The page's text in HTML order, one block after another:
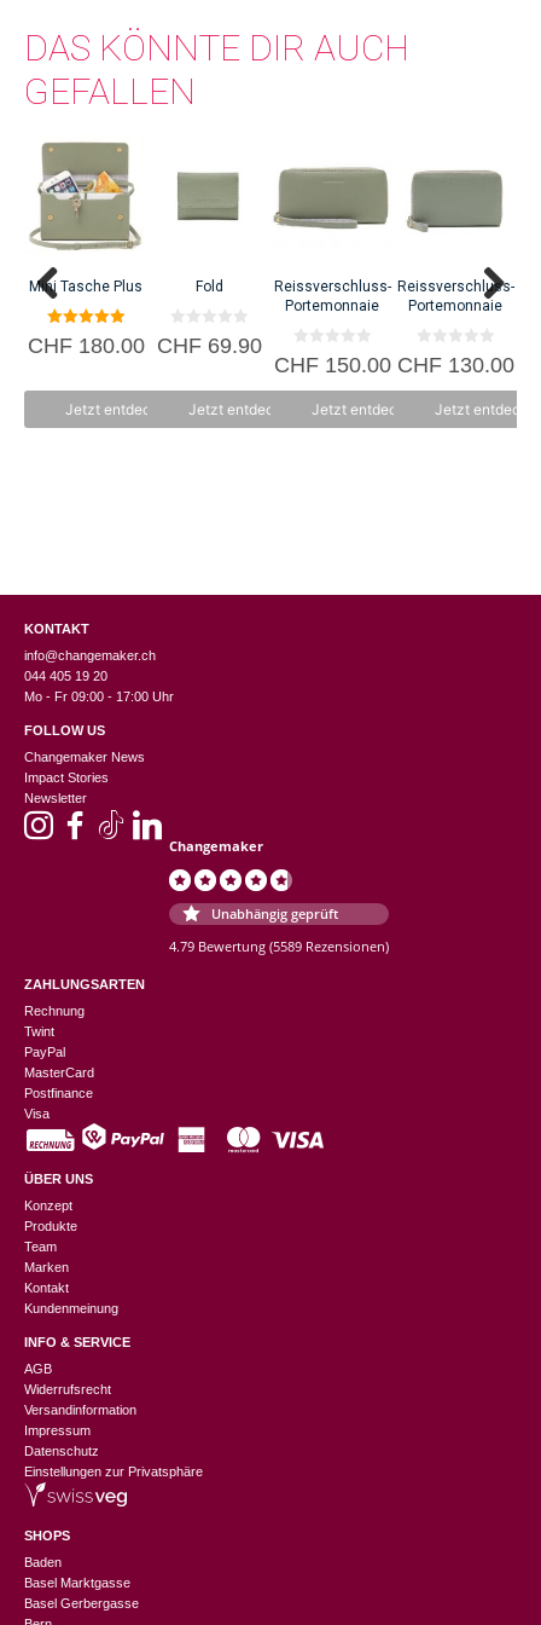
Herstellungs- und Vertriebsprozesses positiv auswirkt.
DAS KÖNNTE DIR AUCH
GEFALLEN
Mini Tasche Plus
5.00
von 5
CHF180.00
Jetzt entdecken
Fold
0
v
CHF69.90
Jetzt entdecken
Reissverschluss-
Portemonnaie
0
v
CHF150.00
Jetzt entdecken
Reissverschluss-
Portemonnaie
0
v
CHF130.00
Jetzt
KONTAKT
info@changemaker.ch
044 405 19 20
Mo - Fr 09:00 - 17:00 Uhr
FOLLOW US
Changemaker News
Impact Stories
Newsletter
Changemaker
Unabhängig geprüft
4.79 Bewertung (5589 Rezensionen)
ZAHLUNGSARTEN
Rechnung
Twint
PayPal
MasterCard
Postfinance
Visa
ÜBER UNS
Konzept
Produkte
Team
Marken
Kontakt
Kundenmeinung
INFO & SERVICE
AGB
Widerrufsrecht
Versandinformation
Impressum
Datenschutz
Einstellungen zur Privatsphäre
SHOPS
Baden
Basel Marktgasse
Basel Gerbergasse